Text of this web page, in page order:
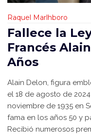
Raquel Marlhboro
Fallece la
Francés
Años
Alain Delon, figura
el 18 de agosto de
noviembre de 1935 en
fama en los años 50 y
Recibió numerosos